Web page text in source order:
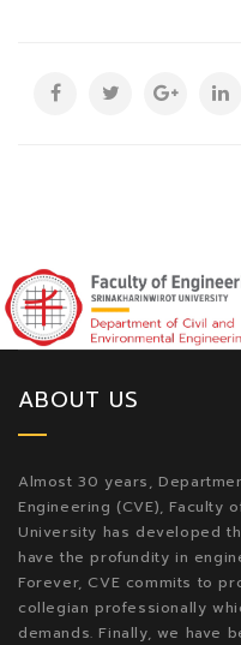
ABOUT US
Almost 30 years,
Engineering (CVE), Faculty
University has developed
have the profundity in
Forever, CVE commits to
collegian professionally
demands. Finally, we have